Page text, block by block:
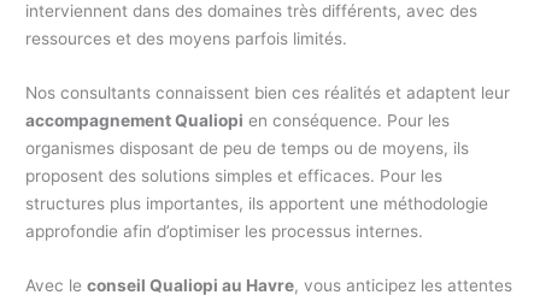
interviennent dans des domaines très différents, avec des
ressources et des moyens parfois limités.
Nos consultants connaissent bien ces réalités et adaptent leur
accompagnement Qualiopi en conséquence. Pour les
organismes disposant de peu de temps ou de moyens, ils
proposent des solutions simples et efficaces. Pour les
structures plus importantes, ils apportent une méthodologie
approfondie afin d’optimiser les processus internes.
Avec leconseil Qualiopi au Havre, vous anticipez les attentes